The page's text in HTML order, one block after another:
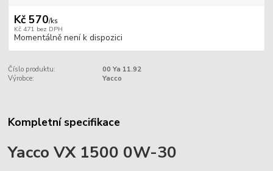
Kč 570/ks
Kč 471 bez DPH
Momentálně není k dispozici
Číslo produktu:
00 Ya 11.92
Výrobce:
Yacco
Kompletní specifikace
Yacco VX 1500 0W-30